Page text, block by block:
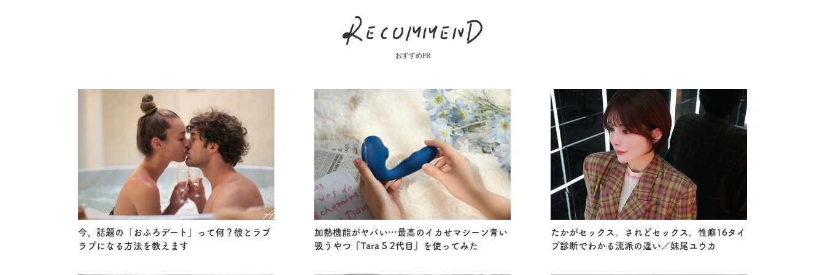
おすすめPR
今、話題の「おふろデート」って何？彼とラブ
ラブになる方法を教えます
加熱機能がヤバい…最高のイカせマシーン青い
吸うやつ『Tara S 2代目』を使ってみた
たかがセックス。されどセックス。性癖16タイ
プ診断でわかる流派の違い／妹尾ユウカ